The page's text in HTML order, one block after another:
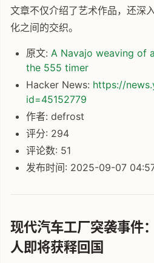
文章不仅介绍了艺术作品，还深
化之间的交织。
原文: A Navajo weaving of
the 555 timer
Hacker News: https://
id=45152779
作者: defrost
评分: 294
评论数: 51
发布时间: 2025-09-07
现代汽车工厂突袭事件
人即将获释回国